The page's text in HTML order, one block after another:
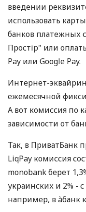
введении
использовать
банков платежных
Простір" или
Pay или Google Pay.
Интернет-
ежемесячной
А вот комиссия по
зависимости от
Так, в ПриватБанк
LiqPay комиссия
monobank берет
украинских и 2% -
например, в àбанк